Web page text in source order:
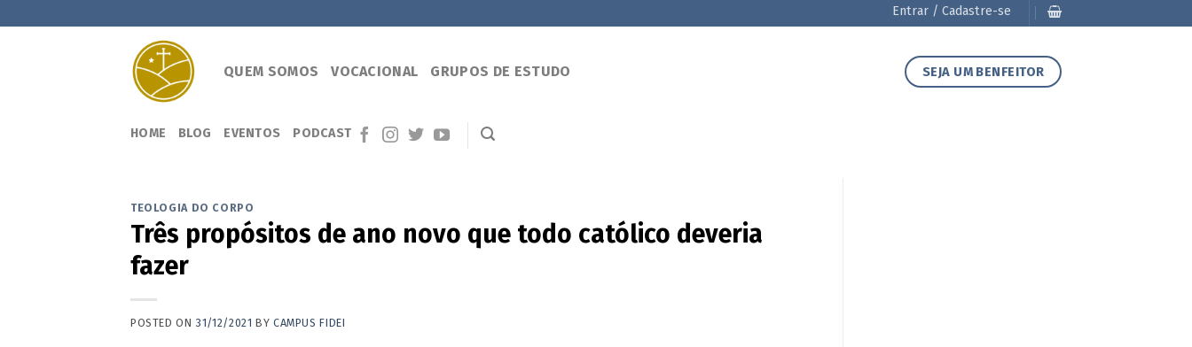
Entrar / Cadastre-se
QUEM SOMOS VOCACIONAL GRUPOS DE ESTUDO SEJA UM BENFEITOR
HOME BLOG EVENTOS PODCAST
TEOLOGIA DO CORPO
Três propósitos de ano novo que todo católico deveria
fazer
POSTED ON 31/12/2021 BY CAMPUS FIDEI